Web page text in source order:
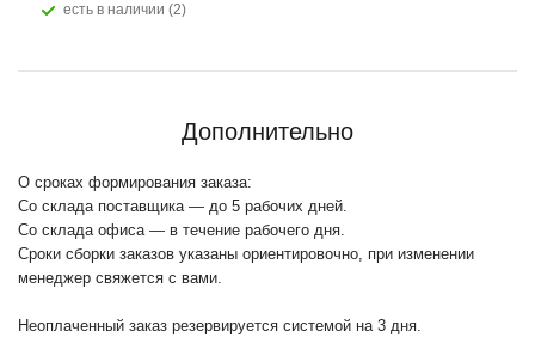
Есть в наличии (2)
Дополнительно
О сроках формирования заказа:
Со склада поставщика — до 5 рабочих дней.
Со склада офиса — в течение рабочего дня.
Сроки сборки заказов указаны ориентировочно, при изменении
менеджер свяжется с вами.
Неоплаченный заказ резервируется системой на 3 дня.